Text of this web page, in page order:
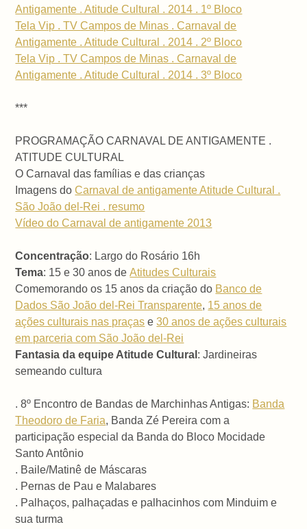
Antigamente . Atitude Cultural . 2014 . 1º Bloco
Tela Vip . TV Campos de Minas . Carnaval de
Antigamente . Atitude Cultural . 2014 . 2º Bloco
Tela Vip . TV Campos de Minas . Carnaval de
Antigamente . Atitude Cultural . 2014 . 3º Bloco
***
PROGRAMAÇÃO CARNAVAL DE ANTIGAMENTE .
ATITUDE CULTURAL
O Carnaval das famílias e das crianças
Imagens doCarnaval de antigamente Atitude Cultural .
São João del-Rei . resumo
Vídeo do Carnaval de antigamente 2013
Concentração: Largo do Rosário 16h
Tema: 15 e 30 anos deAtitudes Culturais
Comemorando os 15 anos da criação do Banco de
Dados São João del-Rei Transparente, 15 anos de
ações culturais nas praças e30 anos de ações culturais
em parceria com São João del-Rei
Fantasia da equipe Atitude Cultural : Jardineiras
semeando cultura
. 8º Encontro de Bandas de Marchinhas Antigas: Banda
Theodoro de Faria, Banda Zé Pereira com a
participação especial da Banda do Bloco Mocidade
Santo Antônio
. Baile/Matinê de Máscaras
. Pernas de Pau e Malabares
. Palhaços, palhaçadas e palhacinhos com Minduim e
sua turma